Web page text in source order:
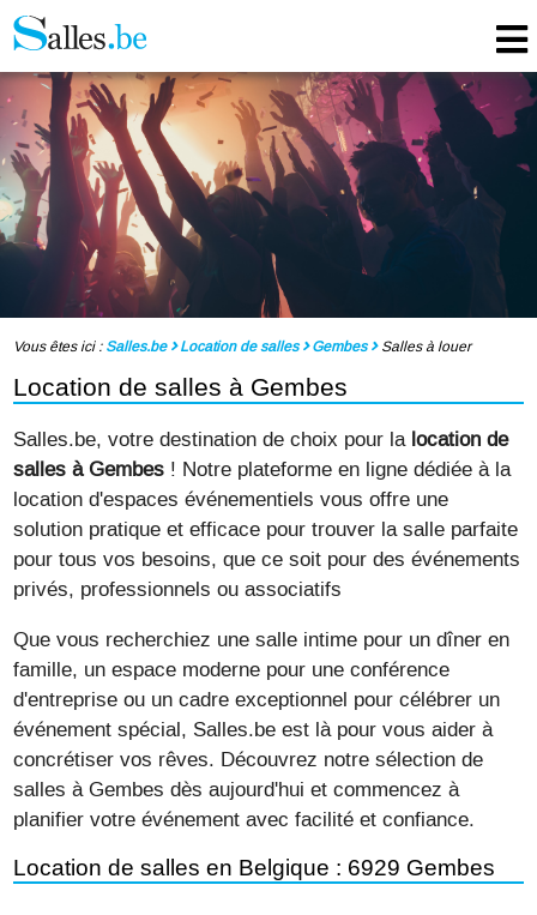
Vous êtes ici : Salles.be Location de salles Gembes Salles à louer
Location de salles à Gembes
Salles.be, votre destination de choix pour la location de
salles à Gembes ! Notre plateforme en ligne dédiée à la
location d'espaces événementiels vous offre une
solution pratique et efficace pour trouver la salle parfaite
pour tous vos besoins, que ce soit pour des événements
privés, professionnels ou associatifs
Que vous recherchiez une salle intime pour un dîner en
famille, un espace moderne pour une conférence
d'entreprise ou un cadre exceptionnel pour célébrer un
événement spécial, Salles.be est là pour vous aider à
concrétiser vos rêves. Découvrez notre sélection de
salles à Gembes dès aujourd'hui et commencez à
planifier votre événement avec facilité et confiance.
Location de salles en Belgique : 6929 Gembes